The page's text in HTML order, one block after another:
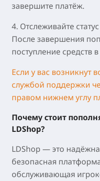
завершите платёж.
4. Отслеживайте
После завершения
поступление средств
Если у вас возникнут
службой поддержки
правом нижнем углу
Почему стоит
LDShop?
LDShop — это
безопасная
обслуживающая